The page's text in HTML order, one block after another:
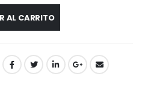
AL CARRITO